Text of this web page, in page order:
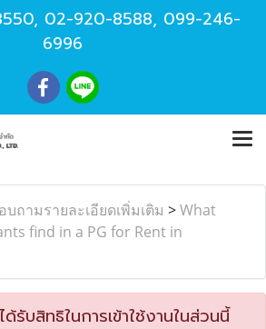
, 02-920-8588, 099-246-
6996
บถามรายละเอียดเพิ่มเติม >What
find in a PG for Rent in
รับสิทธิในการเข้าใช้งานในส่วนนี้